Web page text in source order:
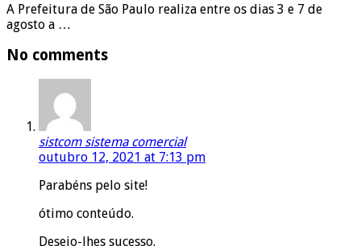
A Prefeitura de São Paulo realiza entre os dias 3 e 7 de
agosto a …
No comments
sistcom sistema comercial
outubro 12, 2021 at 7:13 pm
Parabéns pelo site!
ótimo conteúdo.
Desejo-lhes sucesso.